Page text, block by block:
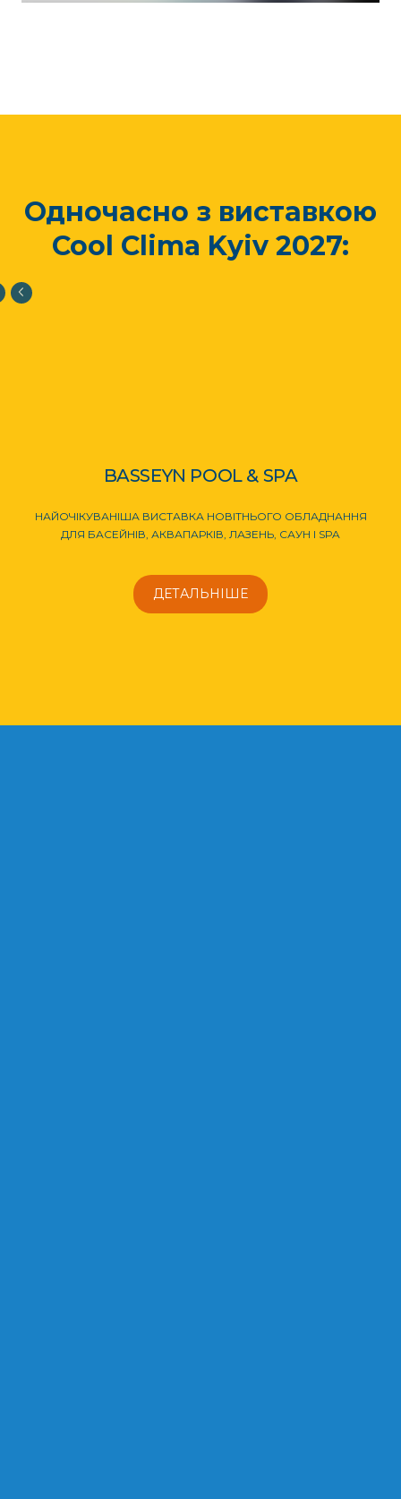
Одночасно з виставкою
Cool Clima Kyiv 2027:
BASSEYN POOL & SPA
НАЙОЧІКУВАНІША ВИСТАВКА НОВІТНЬОГО ОБЛАДНАННЯ
ДЛЯ БАСЕЙНІВ, АКВАПАРКІВ, ЛАЗЕНЬ, САУН І SPA
ДЕТАЛЬНІШЕ